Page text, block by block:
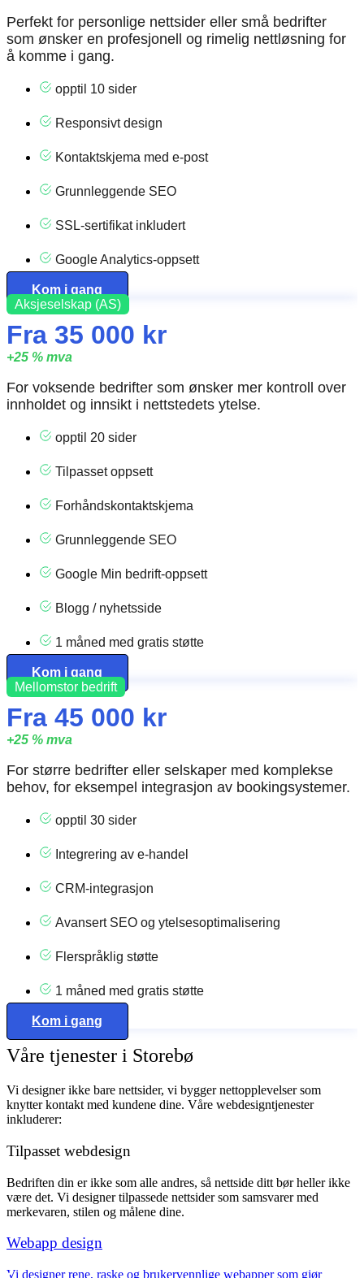
Perfekt for personlige nettsider eller små bedrifter
som ønsker en profesjonell og rimelig nettløsning for
å komme i gang.
opptil 10 sider
Responsivt design
Kontaktskjema med e-post
Grunnleggende SEO
SSL-sertifikat inkludert
Google Analytics-oppsett
Kom i gang
Aksjeselskap (AS)
Fra 35 000 kr
+25 % mva
For voksende bedrifter som ønsker mer kontroll over
innholdet og innsikt i nettstedets ytelse.
opptil 20 sider
Tilpasset oppsett
Forhåndskontaktskjema
Grunnleggende SEO
Google Min bedrift-oppsett
Blogg / nyhetsside
1 måned med gratis støtte
Kom i gang
Mellomstor bedrift
Fra 45 000 kr
+25 % mva
For større bedrifter eller selskaper med komplekse
behov, for eksempel integrasjon av bookingsystemer.
opptil 30 sider
Integrering av e-handel
CRM-integrasjon
Avansert SEO og ytelsesoptimalisering
Flerspråklig støtte
1 måned med gratis støtte
Kom i gang
Våre tjenester i Storebø
Vi designer ikke bare nettsider, vi bygger nettopplevelser som
knytter kontakt med kundene dine. Våre webdesigntjenester
inkluderer:
Tilpasset webdesign
Bedriften din er ikke som alle andres, så nettside ditt bør heller ikke
være det. Vi designer tilpassede nettsider som samsvarer med
merkevaren, stilen og målene dine.
Webapp design
Vi designer rene, raske og brukervennlige webapper som gjør